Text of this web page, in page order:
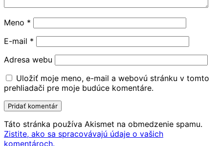
Meno *
E-mail *
Adresa webu
Uložiť moje meno, e-mail a webovú stránku v tomto
prehliadači pre moje budúce komentáre.
Táto stránka používa Akismet na obmedzenie spamu.
Zistite, ako sa spracovávajú údaje o vašich
komentároch.